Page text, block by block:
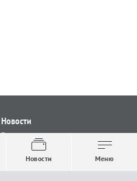
Новости
Все новости
Общество
Строительство и ЖКХ
Новости Меню